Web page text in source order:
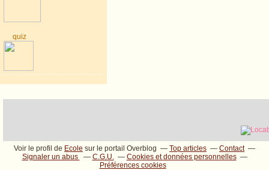
quiz
Voir le profil de Ecole sur le portail Overblog Top articles
Contact
Signaler un abus
C.G.U.
Cookies et données personnelles
Préférences cookies